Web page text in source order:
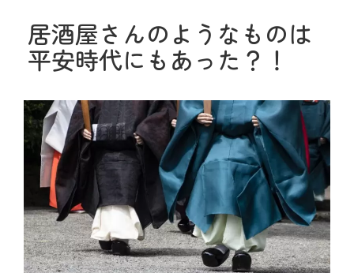
居酒屋さんのようなものは
平安時代にもあった？！